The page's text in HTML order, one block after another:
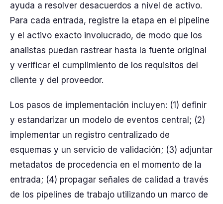
ayuda a resolver desacuerdos a nivel de activo.
Para cada entrada, registre la etapa en el pipeline
y el activo exacto involucrado, de modo que los
analistas puedan rastrear hasta la fuente original
y verificar el cumplimiento de los requisitos del
cliente y del proveedor.
Los pasos de implementación incluyen: (1) definir
y estandarizar un modelo de eventos central; (2)
implementar un registro centralizado de
esquemas y un servicio de validación; (3) adjuntar
metadatos de procedencia en el momento de la
entrada; (4) propagar señales de calidad a través
de los pipelines de trabajo utilizando un marco de